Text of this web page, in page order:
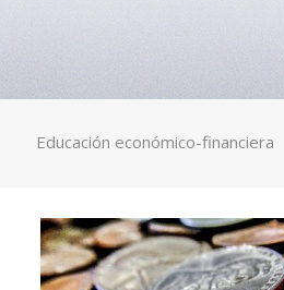
Educación económico-financiera